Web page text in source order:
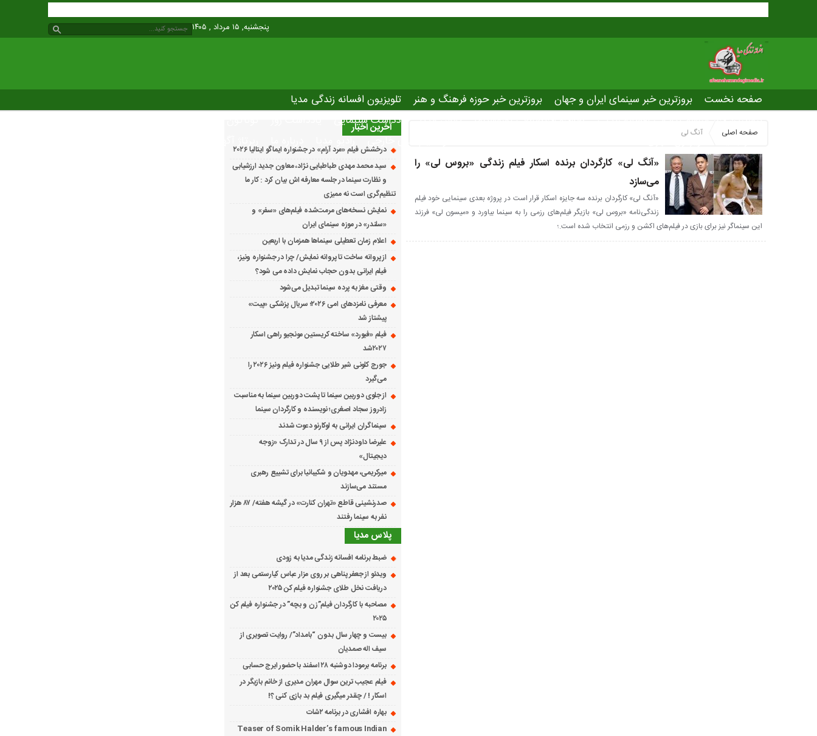
پنجشنبه, ۱۵ مرداد , ۱۴۰۵
صفحه نخست بروزترین خبر سینمای ایران و جهان بروزترین خبر حوزه فرهنگ و هنر
تلویزیون افسانه زندگی مدیا
یادداشت سینمایی
عصر جدید
تلویزیون شهری دانلود فیلم های خارجی رادیو مدیا درباره ما صفحه اصلی آنگ لی
«آنگ لی» کارگردان برنده اسکار فیلم زندگی «بروس لی» را
می‌سازد
«آنگ لی» کارگردان برنده سه جایزه اسکار قرار است در پروژه بعدی سینمایی خود فیلم
زندگی‌نامه «بروس لی» بازیگر فیلم‌های رزمی را به سینما بیاورد و «میسون لی» فرزند
این سینماگر نیز برای بازی در فیلم‌های اکشن و رزمی انتخاب شده است.؛
آخرین اخبار
درخشش فیلم «مرد آرام» در جشنواره ایماگو ایتالیا ۲۰۲۶
سید محمد مهدی طباطبایی نژاد، معاون جدید ارزشیابی
و نظارت سینما در جلسه معارفه اش بیان کرد : کار ما
تنظیم‌گری است نه ممیزی
نمایش نسخه‌های مرمت‌شده فیلم‌های «سفر» و
«سلندر» در موزه سینمای ایران
اعلام زمان تعطیلی سینماها همزمان با اربعین
از پروانه ساخت تا پروانه نمایش/ چرا در جشنواره ونیز،
فیلم ایرانی بدون حجاب نمایش داده می شود؟
وقتی مغز به پرده سینما تبدیل می‌شود
معرفی نامزدهای امی ۲۰۲۶؛ سریال پزشکی «پیت»
پیشتاز شد
فیلم «فیورد» ساخته کریستین مونجیو راهی اسکار
۲۰۲۷شد
جورج کلونی شیر طلایی جشنواره فیلم ونیز ۲۰۲۶ را
می‌گیرد
از جلوی دوربین سینما تا پشت دوربین سینما به مناسبت
زادروز سجاد اصغری؛ نویسنده و کارگردان سینما
سینماگران ایرانی به لوکارنو دعوت شدند
علیرضا داودنژاد پس از ۹ سال در تدارک «زوجه
دیجیتال»
میرکریمی، مهدویان و شکیبانیا برای تشییع رهبری
مستند می‌سازند
صدرنشینی قاطع «تهران کنارت» در گیشه هفته/ ۸۷ هزار
نفر به سینما رفتند
پلاس مدیا
ضبط برنامه افسانه زندگی مدیا به زودی
ویدئو از جعفر پناهی بر روی مزار عباس کیارستمی بعد از
دریافت نخل طلای جشنواره فیلم کن ۲۰۲۵
مصاحبه با کارگردان فیلم”زن و بچه” در جشنواره فیلم کن
۲۰۲۵
بیست و چهار سال بدون “بامداد”/ روایت تصویری از
سیف اله صمدیان
برنامه برمودا دوشنبه ۲۸ اسفند با حضور ایرج حسابی
فیلم عجیب ترین سوال مهران مدیری از خانم بازیگر در
اسکار ! / چقدر میگیری فیلم بد بازی کنی ؟!
بهاره افشاری در برنامه ۲شات
Teaser of Somik Halder’s famous Indian